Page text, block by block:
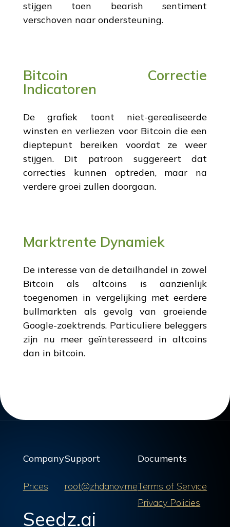
stijgen toen bearish sentiment
verschoven naar ondersteuning.
Bitcoin Correctie
Indicatoren
De grafiek toont niet-gerealiseerde
winsten en verliezen voor Bitcoin die een
dieptepunt bereiken voordat ze weer
stijgen. Dit patroon suggereert dat
correcties kunnen optreden, maar na
verdere groei zullen doorgaan.
Marktrente Dynamiek
De interesse van de detailhandel in zowel
Bitcoin als altcoins is aanzienlijk
toegenomen in vergelijking met eerdere
bullmarkten als gevolg van groeiende
Google-zoektrends. Particuliere beleggers
zijn nu meer geïnteresseerd in altcoins
dan in bitcoin.
Company
Prices
Support
root@zhdanov.me
Documents
Terms of Service
Privacy Policies
Seedz.ai